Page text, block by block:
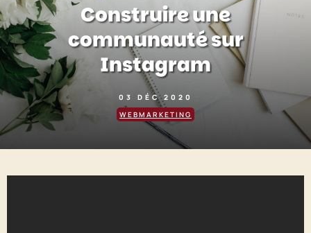
Construire une
communauté sur
Instagram
03 DÉC 2020
WEBMARKETING